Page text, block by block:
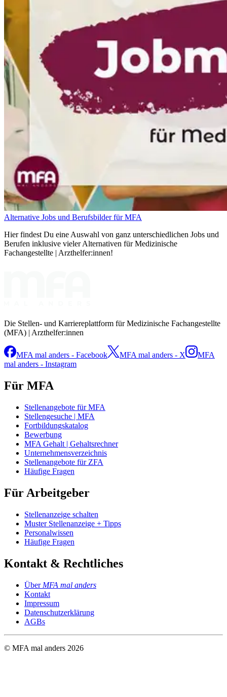
Alternative Jobs und Berufsbilder für MFA
Hier findest Du eine Auswahl von ganz unterschiedlichen Jobs und
Berufen inklusive vieler Alternativen für Medizinische
Fachangestellte | Arzthelfer:innen!
Die Stellen- und Karriereplattform für Medizinische Fachangestellte
(MFA) | Arzthelfer:innen
MFA mal anders - Facebook MFA mal anders - X
MFA
mal anders - Instagram
Für MFA
Stellenangebote für MFA
Stellengesuche | MFA
Fortbildungskatalog
Bewerbung
MFA Gehalt | Gehaltsrechner
Unternehmensverzeichnis
Stellenangebote für ZFA
Häufige Fragen
Für Arbeitgeber
Stellenanzeige schalten
Muster Stellenanzeige + Tipps
Personalwissen
Häufige Fragen
Kontakt & Rechtliches
Über MFA mal anders
Kontakt
Impressum
Datenschutzerklärung
AGBs
© MFA mal anders 2026